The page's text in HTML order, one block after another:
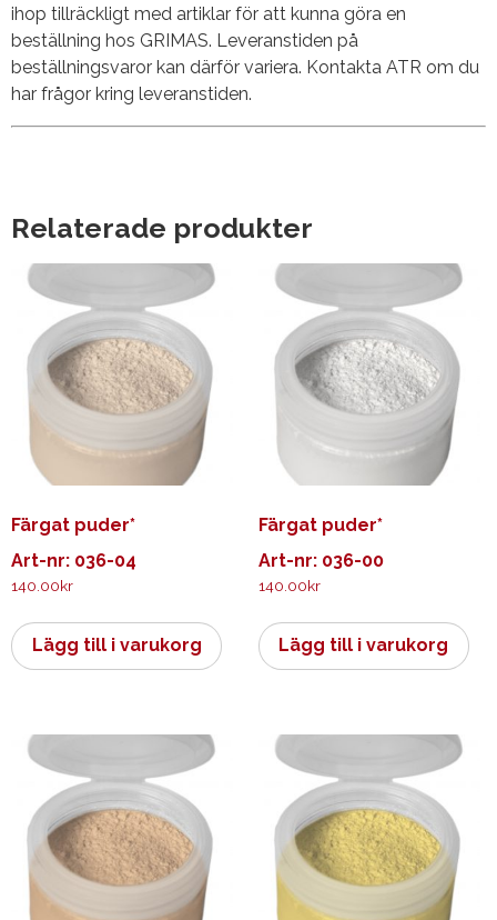
ihop tillräckligt med artiklar för att kunna göra en
beställning hos GRIMAS. Leveranstiden på
beställningsvaror kan därför variera. Kontakta ATR om du
har frågor kring leveranstiden.
Relaterade produkter
Färgat puder*
Art-nr: 036-04
140.00kr
Lägg till i varukorg
Färgat puder*
Art-nr: 036-00
140.00kr
Lägg till i varukorg